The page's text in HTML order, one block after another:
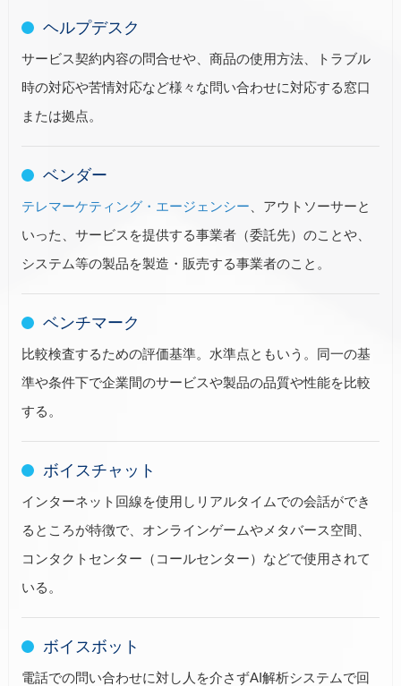
ヘルプデスク
サービス契約内容の問合せや、商品の使用方法、トラブル
時の対応や苦情対応など様々な問い合わせに対応する窓口
または拠点。
ベンダー
テレマーケティング・エージェンシー 、アウトソーサーと
いった、サービスを提供する事業者（委託先）のことや、
システム等の製品を製造・販売する事業者のこと。
ベンチマーク
比較検査するための評価基準。水準点ともいう。同一の基
準や条件下で企業間のサービスや製品の品質や性能を比較
する。
ボイスチャット
インターネット回線を使用しリアルタイムでの会話ができ
るところが特徴で、オンラインゲームやメタバース空間、
コンタクトセンター（コールセンター）などで使用されて
いる。
ボイスボット
電話での問い合わせに対し人を介さずAI解析システムで回